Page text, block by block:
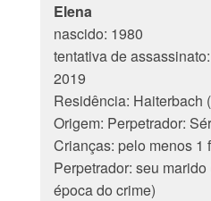
Elena
nascido: 1980
tentativa de
2019
Residência: Haiterbach
Origem: Perpetrador:
Crianças: pelo menos 1
Perpetrador: seu
época do crime)